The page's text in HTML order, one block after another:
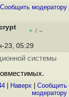
Cообщить модератору
+ / –
23, 05:29
системы
Наверх
Cообщить
модератору